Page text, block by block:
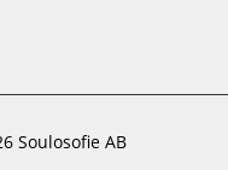
Soulosofie AB